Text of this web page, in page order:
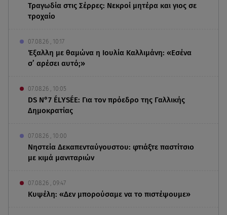
Τραγωδία στις Σέρρες: Νεκροί μητέρα και γιος σε
τροχαίο
07.08.26 , 10:17
Έξαλλη με θαμώνα η Ιουλία Καλλιμάνη: «Εσένα
σ’ αρέσει αυτό;»
07.08.26 , 10:05
DS N°7 ÉLYSÉE: Για τον πρόεδρο της Γαλλικής
Δημοκρατίας
07.08.26 , 10:00
Νηστεία Δεκαπενταύγουστου: φτιάξτε παστίτσιο
με κιμά μανιταριών
07.08.26 , 09:47
Κυψέλη: «Δεν μπορούσαμε να το πιστέψουμε»